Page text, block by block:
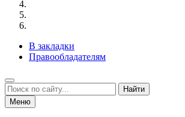
В закладки
Правообладателям
Найти
Меню